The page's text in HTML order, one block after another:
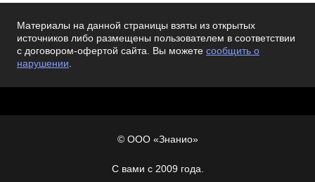
Материалы на данной страницы взяты из открытых
источников либо размещены пользователем в соответствии
с договором-офертой сайта. Вы можете сообщить о
нарушении.
© ООО «Знанио»
С вами с 2009 года.